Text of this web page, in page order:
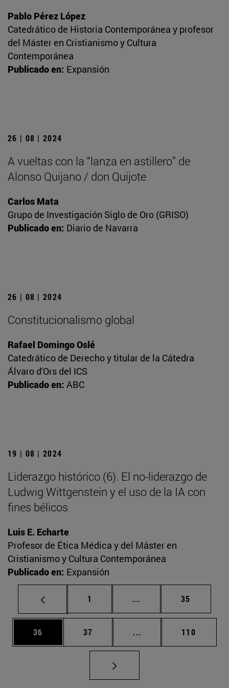
Pablo Pérez López
Catedrático de Historia Contemporánea y profesor
del Máster en Cristianismo y Cultura
Contemporánea
Publicado en: Expansión
26 | 08 | 2024
A vueltas con la “lanza en astillero” de
Alonso Quijano / don Quijote
Carlos Mata
Grupo de Investigación Siglo de Oro (GRISO)
Publicado en: Diario de Navarra
26 | 08 | 2024
Constitucionalismo global
Rafael Domingo Oslé
Catedrático de Derecho y titular de la Cátedra
Álvaro d'Ors del ICS
Publicado en: ABC
19 | 08 | 2024
Liderazgo histórico (6). El no-liderazgo de
Ludwig Wittgenstein y el uso de la IA con
fines bélicos
Luis E. Echarte
Profesor de Ética Médica y del Máster en
Cristianismo y Cultura Contemporánea
Publicado en: Expansión
Página
1 ... Páginas intermedias
Página
35
Página
36 Página
37 ... Páginas intermedias
Página
110